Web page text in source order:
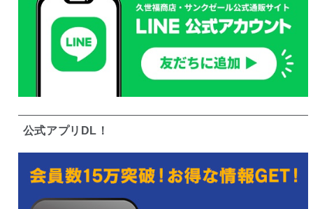
公式アプリDL！